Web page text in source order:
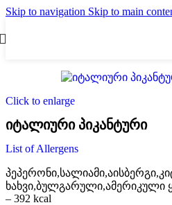
Skip to navigation Skip to main
Click to enlarge
იტალიური პიკანტური
List of Allergens
ხახვი,ბულგარული,ამერიკული
– 392 kcal